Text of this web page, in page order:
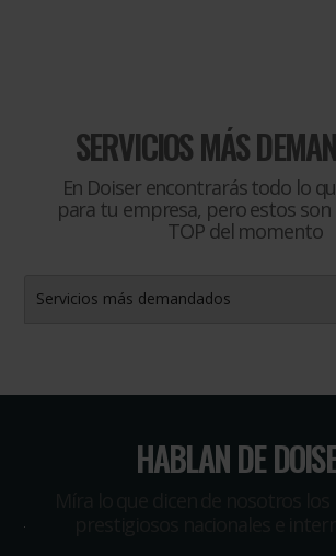
SERVICIOS MÁS
En Doiser encontrarás todo lo
para tu empresa, pero estos son
TOP del momento
Servicios más demandados
HABLAN DE